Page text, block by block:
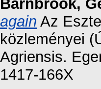
Barnbrook,
again Az
közleményei
Agriensis.
1417-166X